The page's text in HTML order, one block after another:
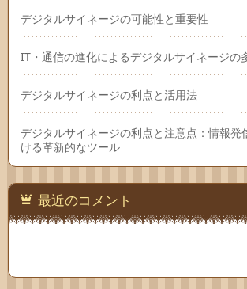
デジタルサイネージの可能性と重要性
IT・通信の進化によるデジタルサイネージの
デジタルサイネージの利点と活用法
デジタルサイネージの利点と注意点：情報発
ける革新的なツール
最近のコメント